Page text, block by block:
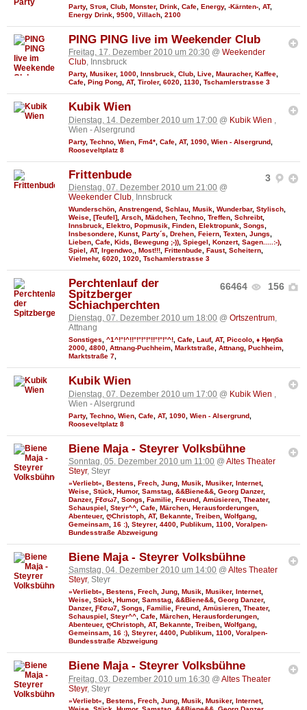
Party, Sтυя Club Monster, Drink Cafe Energy, -Kärnten- AT,
Energy Drink 9500 Villach 2100
PING PING live im Weekender Club
Freitag, 17. Dezember 2010 um 20:30 @ Weekender
Club, Innsbruck
Party, Musiker, 1000, Innsbruck, Club, Live, Mauracher, Kaffee,
Cafe, Ping Pong, AT, Tiroler, 6020, 1130, Tschamlerstrasse 3
Kubik Wien
Dienstag, 14. Dezember 2010 um 17:00 @ Kubik Wien
Wien - Alsergrund
Party, Techno Wien Fm4* Cafe AT, 1090 Wien - Alsergrund
Rooseveltplatz 8
3
Frittenbude
Dienstag, 07. Dezember 2010 um 21:00 @
Weekender Club, Innsbruck
Wunderschön Anstrengend Schlau Musik Wunderbar, Stylisch
Weise [Teufel] Arsch Mädchen Techno Treffen Schreibt,
Innsbruck Elektro Popmusik Finden Elektropunk Songs
Insbesondere Kunst, Party´s Drehen Feiern Texten Jungs
Lieben Cafe Kids Bewegung ;-)) Spiegel Konzert, Sagen.....:-)
Spiel
AT, Irgendwo, Most!!! Frittenbude Faust, Scheitern
Vielmehr, 6020 1020 Tschamlerstrasse 3
66464 156
Perchtenlauf der
Spitzberger
Schiachperchten
Dienstag, 07. Dezember 2010 um 18:00 @ Ortszentrum,
Attnang
Sonstiges, ^1^!°!^!!°!°!°!°!!°!°!°^!, Cafe, Lauf, AT, Piccolo, ♦ Ңөηба
2000, 4800, Attnang-Puchheim, Marktstraße, Attnang, Puchheim,
Marktstraße 7,
Kubik Wien
Dienstag, 07. Dezember 2010 um 17:00 @ Kubik Wien
Wien - Alsergrund
Party, Techno Wien Cafe AT, 1090 Wien - Alsergrund
Rooseveltplatz 8
Biene Maja - Steyrer Volksbühne
Sonntag, 05. Dezember 2010 um 11:00 @ Altes Theater
Steyr, Steyr
»Verliebt« Bestens Frech Jung Musik Musiker, Internet,
Weise Stück Humor, Samstag &&Biene&& Georg Danzer,
Danzer, Ƒℓσω7 Songs Familie Freund Amüsieren Theater,
Schauspiel
Steyr^^ Cafe Märchen Herausforderungen
Abenteuer, ღChristoph AT, Bekannte Treiben Wolfgang
Gemeinsam 16 :) Steyrer, 4400 Publikum 1100 Voralpen-
Bundesstraße Abzweigung
Biene Maja - Steyrer Volksbühne
Samstag, 04. Dezember 2010 um 14:00 @ Altes Theater
Steyr, Steyr
»Verliebt«, Bestens, Frech, Jung, Musik, Musiker, Internet,
Weise, Stück, Humor, Samstag, &&Biene&&, Georg Danzer,
Danzer, Ƒℓσω7, Songs, Familie, Freund, Amüsieren, Theater,
Schauspiel , Steyr^^, Cafe, Märchen, Herausforderungen,
Abenteuer, ღChristoph, AT, Bekannte, Treiben, Wolfgang,
Gemeinsam, 16 :), Steyrer, 4400, Publikum, 1100, Voralpen-
Bundesstraße Abzweigung
Biene Maja - Steyrer Volksbühne
Freitag, 03. Dezember 2010 um 16:30 @ Altes Theater
Steyr, Steyr
»Verliebt« Bestens Frech Jung Musik Musiker, Internet,